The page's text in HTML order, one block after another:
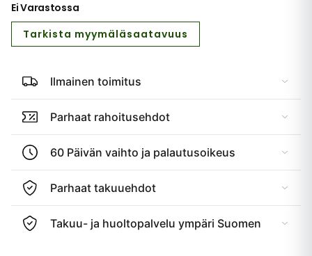
Ei Varastossa
Tarkista myymäläsaatavuus
Ilmainen toimitus
Parhaat rahoitusehdot
60 Päivän vaihto ja palautusoikeus
Parhaat takuuehdot
Takuu- ja huoltopalvelu ympäri Suomen